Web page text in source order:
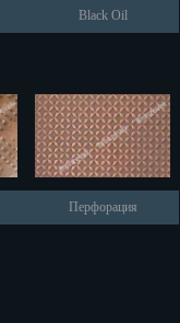
Black Oil
Перфорация